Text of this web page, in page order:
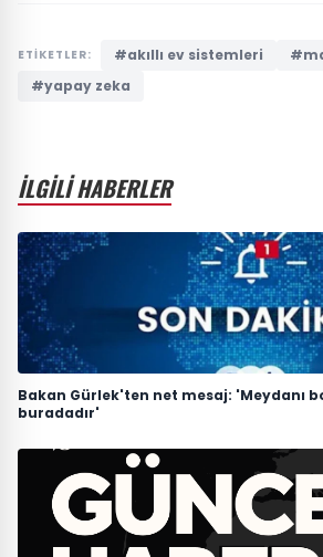
ETİKETLER: #akıllı ev sistemleri
#yapay zeka
İLGİLİ HABERLER
Bakan Gürlek'ten net mesaj: 'Meydanı
buradadır'